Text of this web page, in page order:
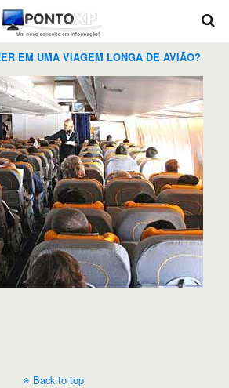
EM UMA VIAGEM LONGA DE AVIÃO?
Back to top